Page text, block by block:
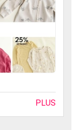
PLUS